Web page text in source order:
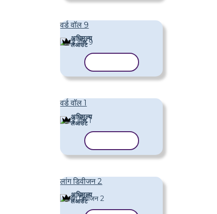
वर्ड वॉल 9
अधिमूल्य
लेआउट
वर्ड वॉल 1
अधिमूल्य
लेआउट
लांग डिवीजन 2
अधिमूल्य
लेआउट